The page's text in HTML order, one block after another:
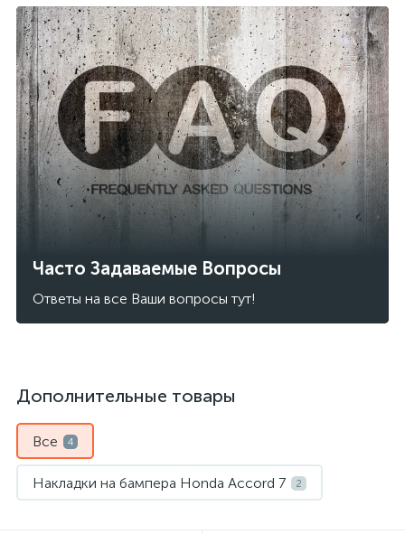
Часто Задаваемые Вопросы
Ответы на все Ваши вопросы тут!
Дополнительные товары
Все 4
Накладки на бампера Honda Accord 7 2